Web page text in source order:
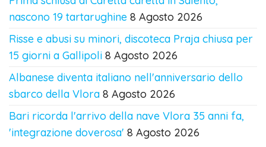
nascono 19 tartarughine 8 Agosto 2026
Risse e abusi su minori, discoteca Praja chiusa per
15 giorni a Gallipoli 8 Agosto 2026
Albanese diventa italiano nell'anniversario dello
sbarco della Vlora 8 Agosto 2026
Bari ricorda l'arrivo della nave Vlora 35 anni fa,
'integrazione doverosa' 8 Agosto 2026